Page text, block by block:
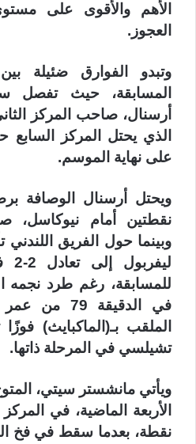
الأهم والأقوى على
العجوز.
وتبدو الفوارق ضئيلة
المسابقة، حيث
أرسنال، صاحب المركز
الذي يحتل المركز السابع
على نهاية الموسم.
نقطتين أمام نيوكاسل،
للمسابقة، رغم طرد نجمه
في الدقيقة
تشيلسي في المرحلة ذاتها.
ويأتي مانشستر سيتي،
نقطة، بعدما سقط في فخ